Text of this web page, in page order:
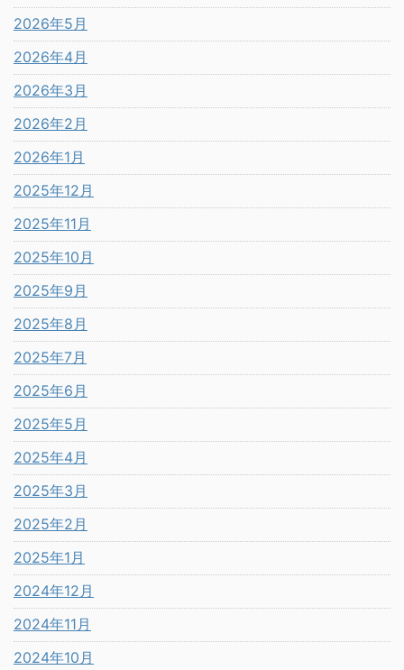
2026年5月
2026年4月
2026年3月
2026年2月
2026年1月
2025年12月
2025年11月
2025年10月
2025年9月
2025年8月
2025年7月
2025年6月
2025年5月
2025年4月
2025年3月
2025年2月
2025年1月
2024年12月
2024年11月
2024年10月